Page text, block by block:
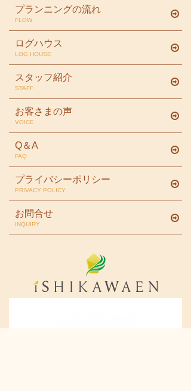
プランニングの流れ
FLOW
ログハウス
LOG HOUSE
スタッフ紹介
STAFF
お客さまの声
VOICE
Q＆A
FAQ
プライバシーポリシー
PRIVACY POLICY
お問合せ
INQUIRY